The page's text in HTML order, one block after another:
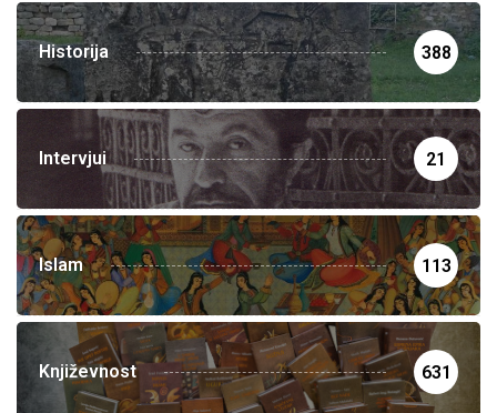
Historija 388
Intervjui 21
Islam 113
Književnost 631